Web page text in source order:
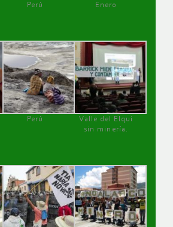
Perú
Enero
Perú
Valle del Elqui
sin minería.